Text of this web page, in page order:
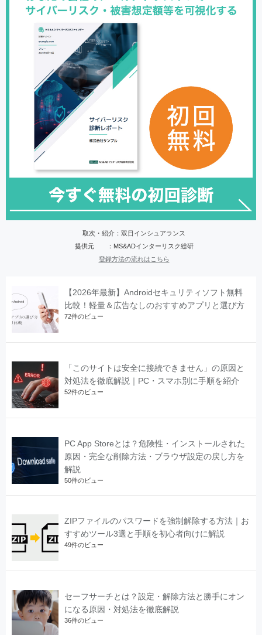
取次・紹介：双日インシュアランス
提供元 ：MS&ADインターリスク総研
登録方法の流れはこちら
【2026年最新】Androidセキュリティソフト無料
比較！軽量＆広告なしのおすすめアプリと選び方
72件のビュー
「このサイトは安全に接続できません」の原因と
対処法を徹底解説｜PC・スマホ別に手順を紹介
52件のビュー
PC App Storeとは？危険性・インストールされた
原因・完全な削除方法・ブラウザ設定の戻し方を
解説
50件のビュー
ZIPファイルのパスワードを強制解除する方法｜お
すすめツール3選と手順を初心者向けに解説
49件のビュー
セーフサーチとは？設定・解除方法と勝手にオン
になる原因・対処法を徹底解説
36件のビュー